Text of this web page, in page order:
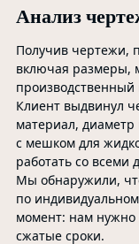
Анализ
Получив чертежи,
включая размеры,
производственный
Клиент выдвинул
материал,
с мешком для
работать со
Мы обнаружили,
по
момент: нам нужно
сжатые сроки.